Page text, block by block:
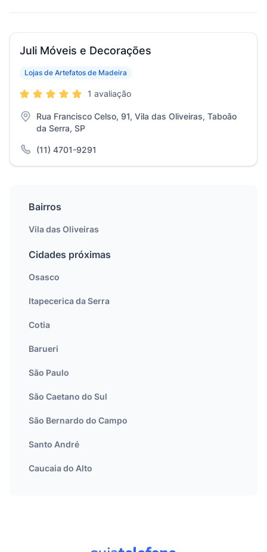
Juli Móveis e Decorações
Lojas de Artefatos de Madeira
1 avaliação
Rua Francisco Celso, 91, Vila das Oliveiras, Taboão
da Serra, SP
(11) 4701-9291
Bairros
Vila das Oliveiras
Cidades próximas
Osasco
Itapecerica da Serra
Cotia
Barueri
São Paulo
São Caetano do Sul
São Bernardo do Campo
Santo André
Caucaia do Alto